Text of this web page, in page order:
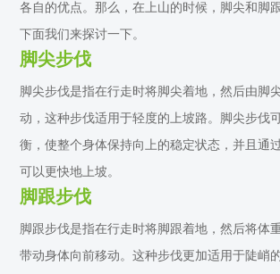
各自的优点。那么，在上山的时候，脚尖和脚
下面我们来探讨一下。
脚尖步伐
脚尖步伐是指在行走时将脚尖着地，然后由脚
动，这种步伐适用于轻度的上坡路。脚尖步伐
衡，使整个身体保持向上的稳定状态，并且通
可以更快地上坡。
脚跟步伐
脚跟步伐是指在行走时将脚跟着地，然后将体
带动身体向前移动。这种步伐更加适用于陡峭